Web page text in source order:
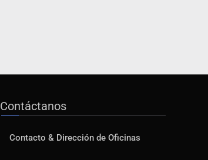
Contáctanos
Contacto & Dirección de Oficinas